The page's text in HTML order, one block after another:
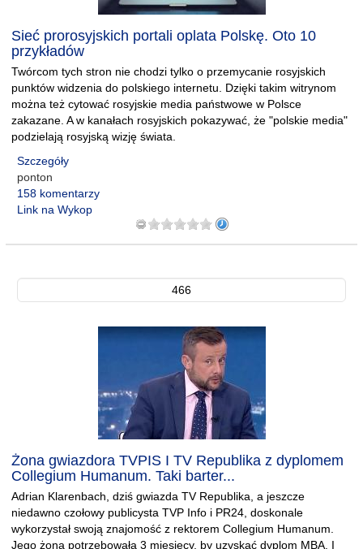
Sieć prorosyjskich portali oplata Polskę. Oto 10
przykładów
Twórcom tych stron nie chodzi tylko o przemycanie rosyjskich
punktów widzenia do polskiego internetu. Dzięki takim witrynom
można też cytować rosyjskie media państwowe w Polsce
zakazane. A w kanałach rosyjskich pokazywać, że "polskie media"
podzielają rosyjską wizję świata.
Szczegóły
ponton
158 komentarzy
Link na Wykop
466
Żona gwiazdora TVPIS I TV Republika z dyplomem
Collegium Humanum. Taki barter...
Adrian Klarenbach, dziś gwiazda TV Republika, a jeszcze
niedawno czołowy publicysta TVP Info i PR24, doskonale
wykorzystał swoją znajomość z rektorem Collegium Humanum.
Jego żona potrzebowała 3 miesięcy, by uzyskać dyplom MBA. I